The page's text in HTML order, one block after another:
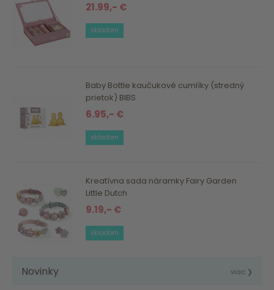
21.99,- €
skladom
Baby Bottle kaučukové cumlíky (stredný
prietok) BIBS
6.95,- €
skladom
Kreatívna sada náramky Fairy Garden
Little Dutch
9.19,- €
skladom
Novinky viac ❯